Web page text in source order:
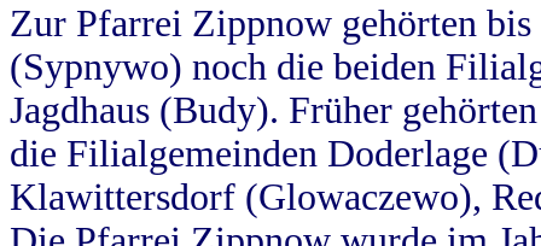
Zur Pfarrei Zippnow gehörten
(Sypnywo) noch die beiden
Jagdhaus (Budy). Früher
die Filialgemeinden Doderlage
Klawittersdorf (Glowaczewo),